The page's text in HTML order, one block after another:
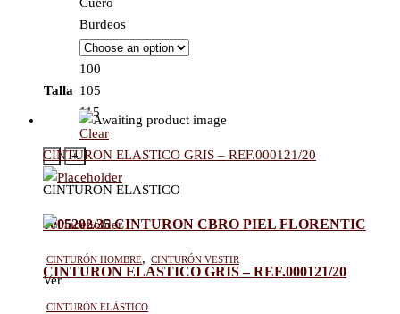
Burdeos
Talla
100
105
115
Clear
- +
0005202/35 CINTURON CBRO PIEL FLORENTIC
Cinturón hombre, Cinturón vestir
Ver
CINTURON ELASTICO GRIS – REF.000121/20
CINTURON ELASTICO
CINTURON ELASTICO GRIS – REF.000121/20
Cinturón elástico